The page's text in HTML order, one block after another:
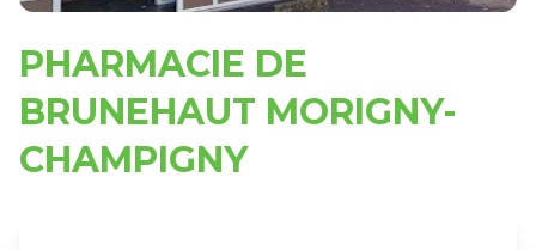
PHARMACIE DE
BRUNEHAUT MORIGNY-
CHAMPIGNY